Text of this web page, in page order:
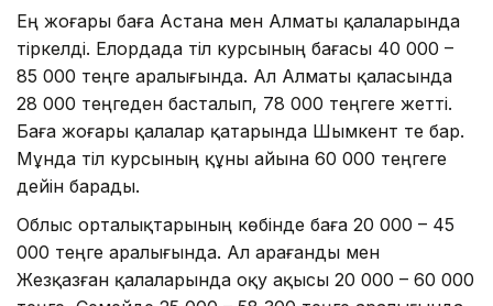
Ең жоғары баға Астана мен Алматы қалаларында
тіркелді. Елордада тіл курсының бағасы 40 000 –
85 000 теңге аралығында. Ал Алматы қаласында
28 000 теңгеден басталып, 78 000 теңгеге жетті.
Баға жоғары қалалар қатарында Шымкент те бар.
Мұнда тіл курсының құны айына 60 000 теңгеге
дейін барады.
Облыс орталықтарының көбінде баға 20 000 – 45
000 теңге аралығында. Ал Қарағанды мен
Жезқазған қалаларында оқу ақысы 20 000 – 60 000